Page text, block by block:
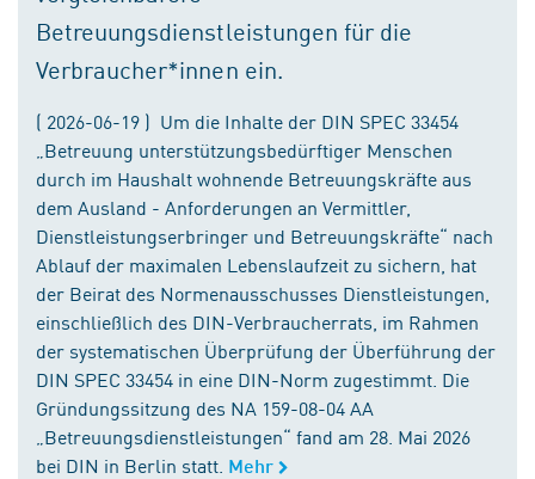
Betreuungsdienstleistungen für die
Verbraucher*innen ein.
( 2026-06-19 ) Um die Inhalte der DIN SPEC 33454
„Betreuung unterstützungsbedürftiger Menschen
durch im Haushalt wohnende Betreuungskräfte aus
dem Ausland - Anforderungen an Vermittler,
Dienstleistungserbringer und Betreuungskräfte“ nach
Ablauf der maximalen Lebenslaufzeit zu sichern, hat
der Beirat des Normenausschusses Dienstleistungen,
einschließlich des DIN-Verbraucherrats, im Rahmen
der systematischen Überprüfung der Überführung der
DIN SPEC 33454 in eine DIN-Norm zugestimmt. Die
Gründungssitzung des NA 159-08-04 AA
„Betreuungsdienstleistungen“ fand am 28. Mai 2026
bei DIN in Berlin statt. Mehr